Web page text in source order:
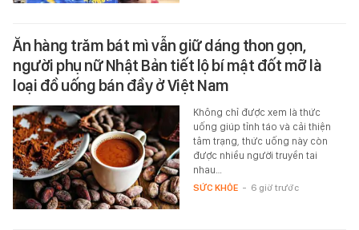
Ăn hàng trăm bát mì vẫn giữ dáng thon gọn,
người phụ nữ Nhật Bản tiết lộ bí mật đốt mỡ là
loại đồ uống bán đầy ở Việt Nam
Không chỉ được xem là thức
uống giúp tỉnh táo và cải thiện
tâm trạng, thức uống này còn
được nhiều người truyền tai
nhau…
SỨC KHỎE - 6 giờ trước